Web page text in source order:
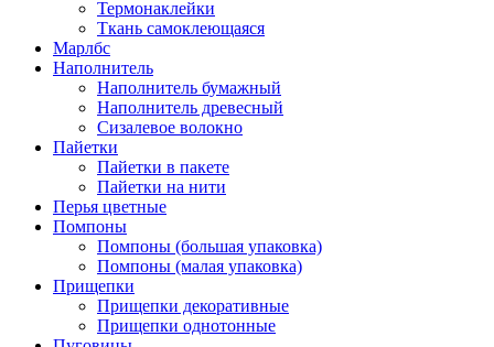
Термонаклейки
Ткань самоклеющаяся
Марлбс
Наполнитель
Наполнитель бумажный
Наполнитель древесный
Сизалевое волокно
Пайетки
Пайетки в пакете
Пайетки на нити
Перья цветные
Помпоны
Помпоны (большая упаковка)
Помпоны (малая упаковка)
Прищепки
Прищепки декоративные
Прищепки однотонные